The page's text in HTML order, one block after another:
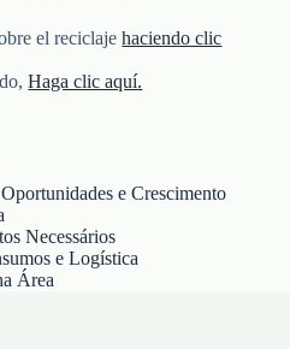
el reciclajehaciendo clic
Haga clic aquí.
e Crescimento
Necessários
e Logística
Área